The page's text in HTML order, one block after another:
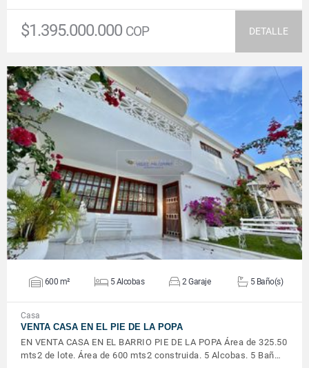
$1.395.000.000 COP DETALLE
VER DETALLES
600 m² 5 Alcobas 2 Garaje 5 Baño(s)
Casa
VENTA CASA EN EL PIE DE LA POPA
EN VENTA CASA EN EL BARRIO PIE DE LA POPA Área de 325.50
mts2 de lote. Área de 600 mts2 construida. 5 Alcobas. 5 Bañ…